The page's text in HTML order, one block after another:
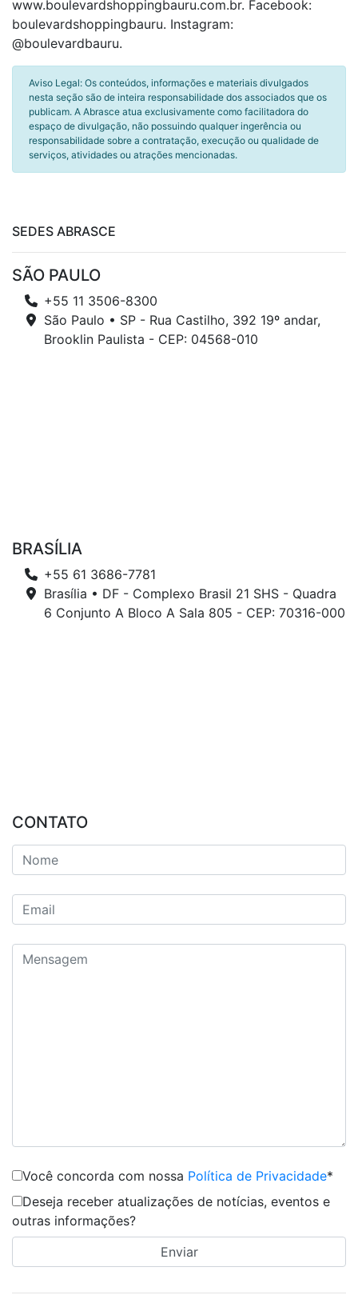
www.boulevardshoppingbauru.com.br. Facebook:
boulevardshoppingbauru. Instagram:
@boulevardbauru.
Aviso Legal: Os conteúdos, informações e materiais divulgados
nesta seção são de inteira responsabilidade dos associados que os
publicam. A Abrasce atua exclusivamente como facilitadora do
espaço de divulgação, não possuindo qualquer ingerência ou
responsabilidade sobre a contratação, execução ou qualidade de
serviços, atividades ou atrações mencionadas.
SEDES ABRASCE
SÃO PAULO
+55 11 3506-8300
São Paulo • SP - Rua Castilho, 392 19º andar,
Brooklin Paulista - CEP: 04568-010
BRASÍLIA
+55 61 3686-7781
Brasília • DF - Complexo Brasil 21 SHS - Quadra
6 Conjunto A Bloco A Sala 805 - CEP: 70316-000
CONTATO
Você concorda com nossa Política de Privacidade*
Deseja receber atualizações de notícias, eventos e
outras informações?